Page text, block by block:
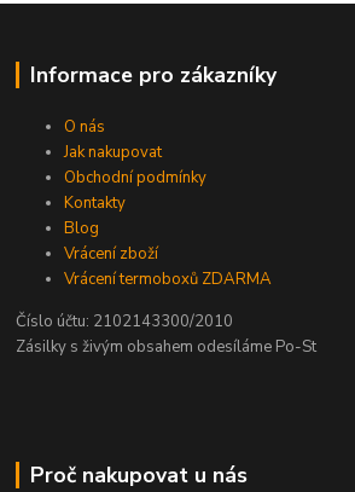
Informace pro zákazníky
O nás
Jak nakupovat
Obchodní podmínky
Kontakty
Blog
Vrácení zboží
Vrácení termoboxů ZDARMA
Číslo účtu: 2102143300/2010
Zásilky s živým obsahem odesíláme Po-St
Proč nakupovat u nás